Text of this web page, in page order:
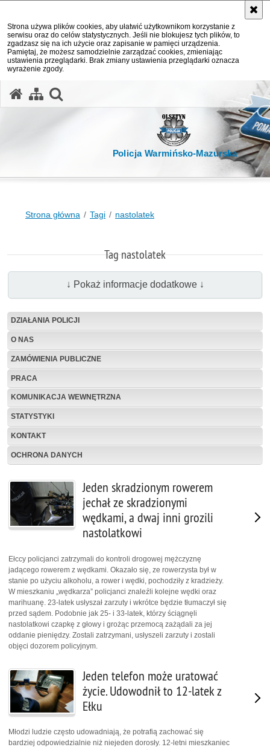
Strona używa plików cookies, aby ułatwić użytkownikom korzystanie z
serwisu oraz do celów statystycznych. Jeśli nie blokujesz tych plików, to
zgadzasz się na ich użycie oraz zapisanie w pamięci urządzenia.
Pamiętaj, że możesz samodzielnie zarządzać cookies, zmieniając
ustawienia przeglądarki. Brak zmiany ustawienia przeglądarki oznacza
wyrażenie zgody.
Policja Warmińsko-Mazurska
Strona główna Tagi nastolatek
Tag nastolatek
↓ Pokaż informacje dodatkowe ↓
DZIAŁANIA POLICJI
O NAS
ZAMÓWIENIA PUBLICZNE
PRACA
KOMUNIKACJA WEWNĘTRZNA
STATYSTYKI
KONTAKT
OCHRONA DANYCH
Jeden skradzionym rowerem
jechał ze skradzionymi
wędkami, a dwaj inni grozili
nastolatkowi
Ełccy policjanci zatrzymali do kontroli drogowej mężczyznę
jadącego rowerem z wędkami. Okazało się, ze rowerzysta był w
stanie po użyciu alkoholu, a rower i wędki, pochodziły z kradzieży.
W mieszkaniu „wędkarza” policjanci znaleźli kolejne wędki oraz
marihuanę. 23-latek usłyszał zarzuty i wkrótce będzie tłumaczył się
przed sądem. Podobnie jak 25- i 33-latek, którzy ściągnęli
nastolatkowi czapkę z głowy i grożąc przemocą zażądali za jej
oddanie pieniędzy. Zostali zatrzymani, usłyszeli zarzuty i zostali
objęci dozorem policyjnym.
Jeden telefon może uratować
życie. Udowodnił to 12-latek z
Ełku
Młodzi ludzie często udowadniają, że potrafią zachować się
bardziej odpowiedzialnie niż niejeden dorosły. 12-letni mieszkaniec